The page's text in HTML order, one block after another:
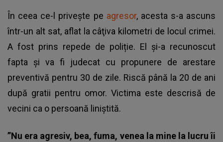
În ceea ce-l privește pe agresor, acesta s-a ascuns
într-un alt sat, aflat la câţiva kilometri de locul crimei.
A fost prins repede de poliție. El şi-a recunoscut
fapta și va fi judecat cu propunere de arestare
preventivă pentru 30 de zile. Riscă până la 20 de ani
după gratii pentru omor. Victima este descrisă de
vecini ca o persoană liniştită.
”Nu era agresiv, bea, fuma, venea la mine la lucru îi